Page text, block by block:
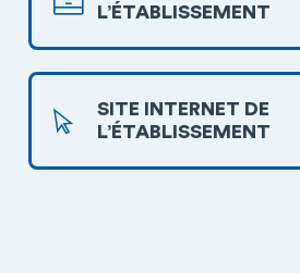
L’ÉTABLISSEMENT
SITE INTERNET DE
L’ÉTABLISSEMENT